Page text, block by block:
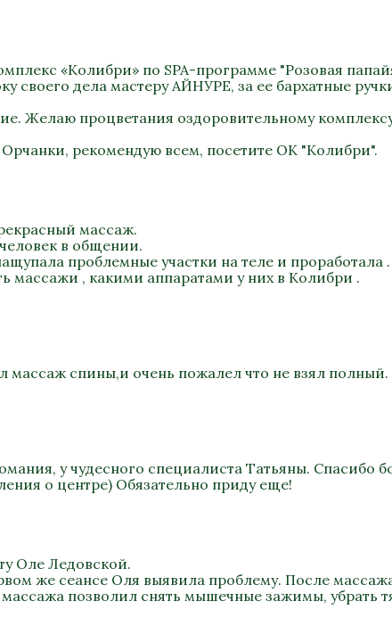
«Колибри» по SPA-программе "Розовая
своего дела мастеру АЙНУРЕ, за ее бархатные
Желаю процветания оздоровительному
рекомендую всем, посетите ОК "Колибри".
массаж.
в общении.
проблемные участки на теле и проработала .
массажи , какими аппаратами у них в Колибри .
массаж спины,и очень пожалел что не взял
у чудесного специалиста Татьяны. Спасибо
о центре) Обязательно приду еще!
Оле Ледовской.
же сеансе Оля выявила проблему. После
массажа позволил снять мышечные зажимы, убрать